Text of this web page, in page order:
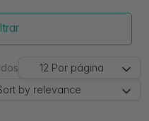
12 Por página
by relevance